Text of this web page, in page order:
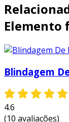
facilidade
filtrantes
reduzindo
leveza e
instalação
esses
Blindagem
4.6
(10 avaliações)